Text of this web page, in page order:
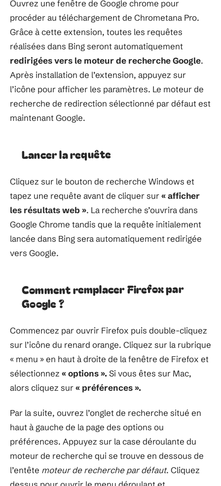
Ouvrez une fenêtre de Google chrome pour
procéder au téléchargement de Chrometana Pro.
Grâce à cette extension, toutes les requêtes
réalisées dans Bing seront automatiquement
redirigées vers le moteur de rechercheGoogle.
Après installation de l’extension, appuyez sur
l’icône pour afficher les paramètres. Le moteur de
recherche de redirection sélectionné par défaut est
maintenant Google.
Lancer la requête
Cliquez sur le bouton de recherche Windows et
tapez une requête avant de cliquer sur« afficher
les résultats web ». La recherche s’ouvrira dans
Google Chrome tandis que la requête initialement
lancée dans Bing sera automatiquement redirigée
vers Google.
Comment remplacer Firefox par
Google ?
Commencez par ouvrir Firefox puis double-cliquez
sur l’icône du renard orange. Cliquez sur la rubrique
« menu » en haut à droite de la fenêtre de Firefox et
sélectionnez « options ».Si vous êtes sur Mac,
alors cliquez sur« préférences ».
Par la suite, ouvrez l’onglet de recherche situé en
haut à gauche de la page des options ou
préférences. Appuyez sur la case déroulante du
moteur de recherche qui se trouve en dessous de
l’entête moteur de recherche par défaut. Cliquez